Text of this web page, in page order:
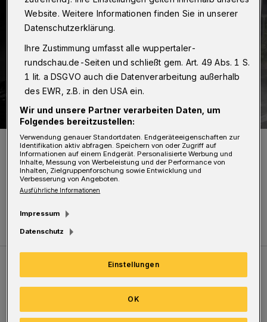
Da war nicht mehr viel zu retten.
Foto: Holger Battefeld
Meistgelesen Neueste Artikel Zum Thema
Tief hinein in die Wuppertaler Unterwelt
Website. Weitere Informationen finden Sie in unserer
Datenschutzerklärung.
Ihre Zustimmung umfasst alle wuppertaler-
rundschau.de-Seiten und schließt gem. Art. 49 Abs. 1 S.
1 lit. a DSGVO auch die Datenverarbeitung außerhalb
des EWR, z.B. in den USA ein.
Wir und unsere Partner verarbeiten Daten, um
Folgendes bereitzustellen:
Verwendung genauer Standortdaten. Endgeräteeigenschaften zur
Identifikation aktiv abfragen. Speichern von oder Zugriff auf
Informationen auf einem Endgerät. Personalisierte Werbung und
Inhalte, Messung von Werbeleistung und der Performance von
Inhalten, Zielgruppenforschung sowie Entwicklung und
Verbesserung von Angeboten.
Ausführliche Informationen
Impressum
Datenschutz
Einstellungen
OK